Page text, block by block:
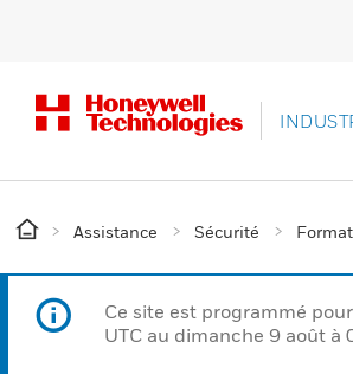
Assistance Sécurité
Ce site est programmé
UTC au dimanche 9 août à